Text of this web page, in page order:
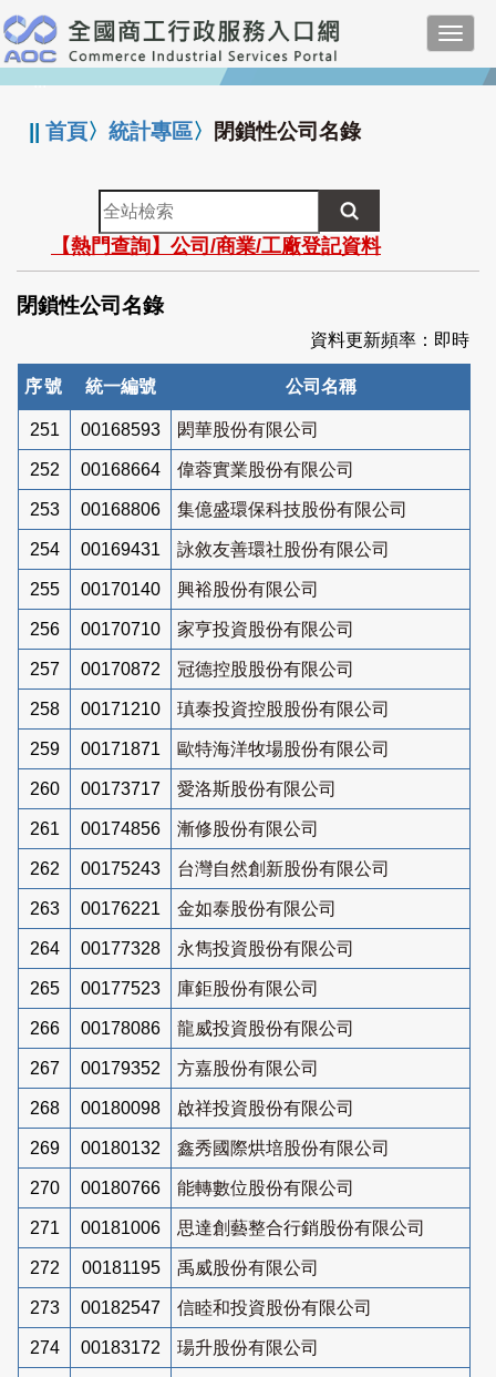
跳
到
主
要
:::
||首頁〉統計專區〉 閉鎖性公司名錄
全
站
檢
索
【熱門查詢】公司/商業/工廠登記資料
閉鎖性公司名錄
資料更新頻率：即時
序號 統一編號 公司名稱
251 00168593 閎華股份有限公司
252 00168664 偉蓉實業股份有限公司
253 00168806 集億盛環保科技股份有限公司
254 00169431 詠敘友善環社股份有限公司
255 00170140 興裕股份有限公司
256 00170710 家亨投資股份有限公司
257 00170872 冠德控股股份有限公司
258 00171210 瑱泰投資控股股份有限公司
259 00171871 歐特海洋牧場股份有限公司
260 00173717 愛洛斯股份有限公司
261 00174856 漸修股份有限公司
262 00175243 台灣自然創新股份有限公司
263 00176221 金如泰股份有限公司
264 00177328 永雋投資股份有限公司
265 00177523 庫鉅股份有限公司
266 00178086 龍威投資股份有限公司
267 00179352 方嘉股份有限公司
268 00180098 啟祥投資股份有限公司
269 00180132 鑫秀國際烘培股份有限公司
270 00180766 能轉數位股份有限公司
271 00181006 思達創藝整合行銷股份有限公司
272 00181195 禹威股份有限公司
273 00182547 信睦和投資股份有限公司
274 00183172 瑒升股份有限公司